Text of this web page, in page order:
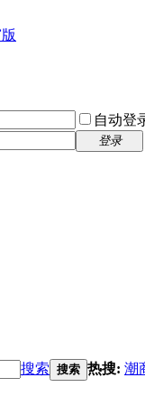
自动登
登录
搜索 搜索 热搜: 潮